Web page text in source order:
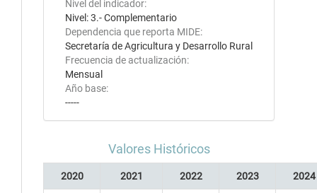
Nivel del indicador:
Nivel: 3.- Complementario
Dependencia que reporta MIDE:
Secretaría de Agricultura y Desarrollo Rural
Frecuencia de actualización:
Mensual
Año base:
-----
Valores Históricos
2020 2021 2022 2023 2024